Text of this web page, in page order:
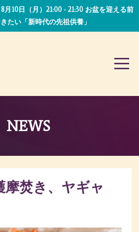
10日（月）21:00 - 21:30 お盆を迎える前
たい「新時代の先祖供養」
NEWS
摩焚き、ヤギャ